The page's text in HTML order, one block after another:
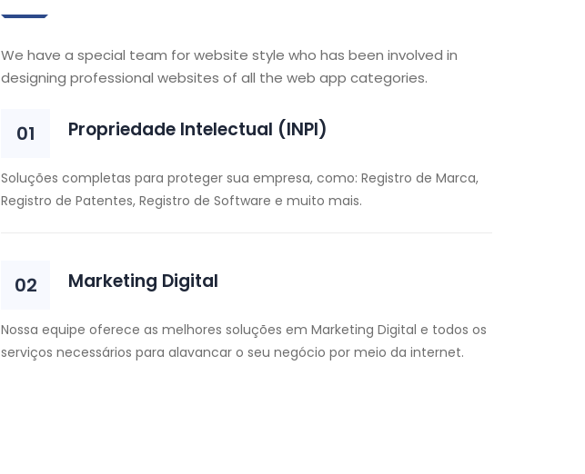
We have a special team for website style who has been involved in
designing professional websites of all the web app categories.
Propriedade Intelectual (INPI)
Soluções completas para proteger sua empresa, como: Registro de Marca,
Registro de Patentes, Registro de Software e muito mais.
Marketing Digital
Nossa equipe oferece as melhores soluções em Marketing Digital e todos os
serviços necessários para alavancar o seu negócio por meio da internet.